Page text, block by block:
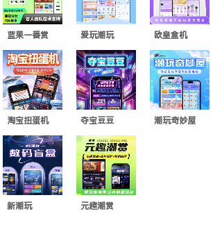
蓝果一番赏 爱玩潮玩 欧皇盒机
淘宝扭蛋机 夺宝豆豆 潮玩奇妙屋
新潮玩 元趣潮赏